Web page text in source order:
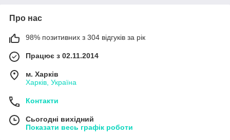
Про нас
98% позитивних з 304 відгуків за рік
Працює з 02.11.2014
м. Харків
Харків, Україна
Контакти
Сьогодні вихідний
Показати весь графік роботи